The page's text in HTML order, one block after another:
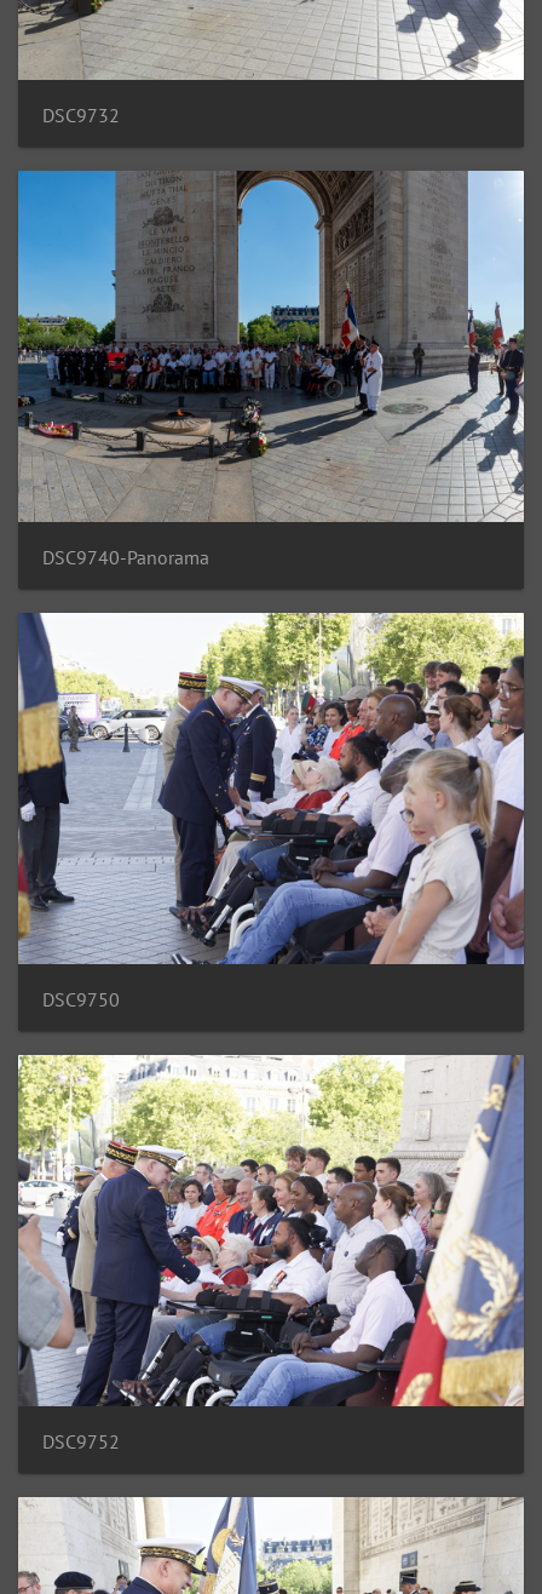
DSC9732
DSC9740-Panorama
DSC9750
DSC9752